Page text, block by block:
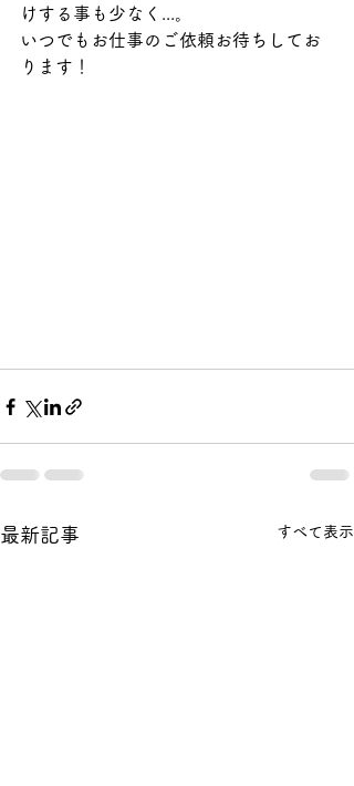
けする事も少なく...。
いつでもお仕事のご依頼お待ちしてお
ります！
最新記事 すべて表示